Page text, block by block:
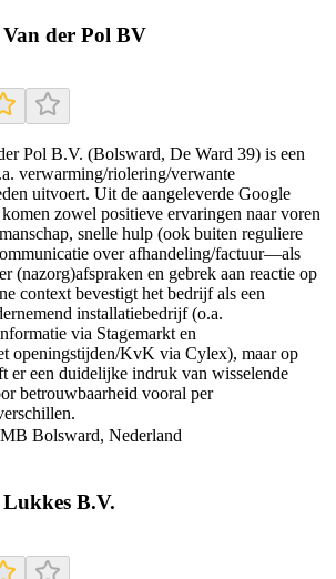
der Pol BV
Pol B.V. (Bolsward, De Ward 39) is een
verwarming/riolering/verwante
uitvoert. Uit de aangeleverde Google
zowel positieve ervaringen naar voren
snelle hulp (ook buiten reguliere
over afhandeling/factuur—als
(nazorg)afspraken en gebrek aan reactie op
context bevestigt het bedrijf als een
installatiebedrijf (o.a.
via Stagemarkt en
openingstijden/KvK via Cylex), maar op
er een duidelijke indruk van wisselende
betrouwbaarheid vooral per
Bolsward, Nederland
B.V.